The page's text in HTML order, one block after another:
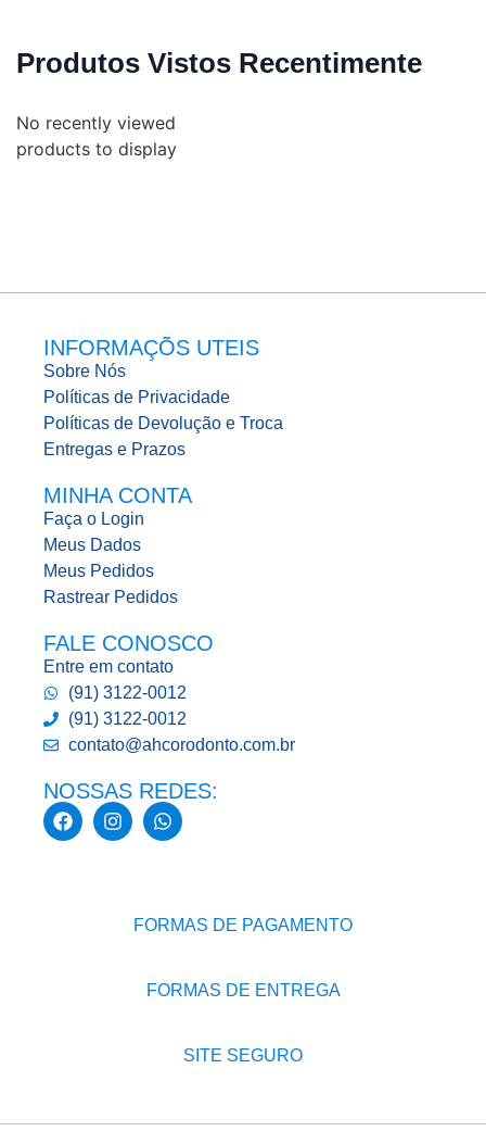
Produtos Vistos Recentimente
No recently viewed
products to display
INFORMAÇÕS UTEIS
Sobre Nós
Políticas de Privacidade
Políticas de Devolução e Troca
Entregas e Prazos
MINHA CONTA
Faça o Login
Meus Dados
Meus Pedidos
Rastrear Pedidos
FALE CONOSCO
Entre em contato
(91) 3122-0012
(91) 3122-0012
contato@ahcorodonto.com.br
NOSSAS REDES:
FORMAS DE PAGAMENTO
FORMAS DE ENTREGA
SITE SEGURO